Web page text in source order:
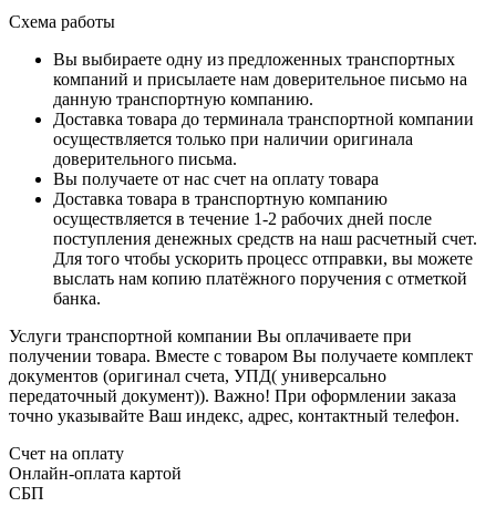
Схема работы
Вы выбираете одну из предложенных транспортных
компаний и присылаете нам доверительное письмо на
данную транспортную компанию.
Доставка товара до терминала транспортной компании
осуществляется только при наличии оригинала
доверительного письма.
Вы получаете от нас счет на оплату товара
Доставка товара в транспортную компанию
осуществляется в течение 1-2 рабочих дней после
поступления денежных средств на наш расчетный счет.
Для того чтобы ускорить процесс отправки, вы можете
выслать нам копию платёжного поручения с отметкой
банка.
Услуги транспортной компании Вы оплачиваете при
получении товара. Вместе с товаром Вы получаете комплект
документов (оригинал счета, УПД( универсально
передаточный документ)). Важно! При оформлении заказа
точно указывайте Ваш индекс, адрес, контактный телефон.
Счет на оплату
Онлайн-оплата картой
СБП